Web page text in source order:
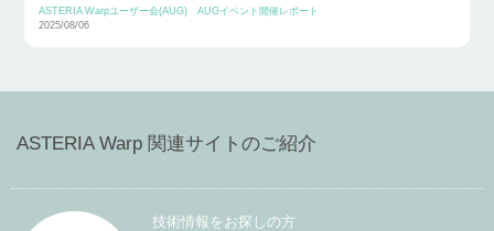
ASTERIA Warpユーザー会(AUG)
AUGイベント開催レポート
2025/08/06
ASTERIA Warp 関連サイトのご紹介
技術情報をお探しの方